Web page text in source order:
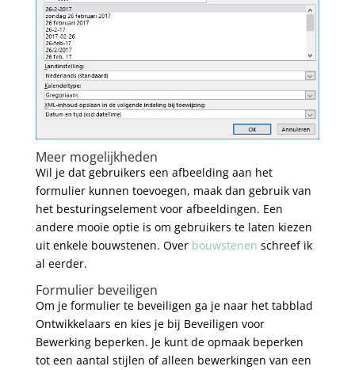
Meer mogelijkheden
Wil je dat gebruikers een afbeelding aan het
formulier kunnen toevoegen, maak dan gebruik van
het besturingselement voor afbeeldingen. Een
andere mooie optie is om gebruikers te laten kiezen
uit enkele bouwstenen. Over bouwstenen schreef ik
al eerder.
Formulier beveiligen
Om je formulier te beveiligen ga je naar het tabblad
Ontwikkelaars en kies je bij Beveiligen voor
Bewerking beperken. Je kunt de opmaak beperken
tot een aantal stijlen of alleen bewerkingen van een